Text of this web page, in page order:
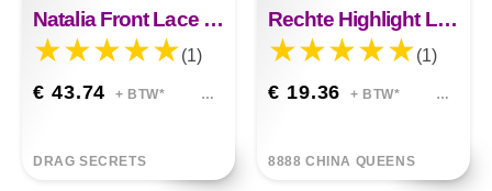
Natalia Front Lace Chemische Vezel Pruik
(1)
€ 43.74 + BTW*
DRAG SECRETS
Rechte Highlight Lace Front Pruik Middensectie Gradiënt
(1)
€ 19.36 + BTW*
8888 CHINA QUEENS